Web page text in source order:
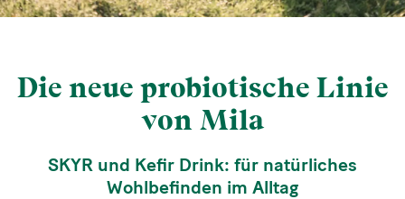
Die neue probiotische Linie
von Mila
SKYR und Kefir Drink: für natürliches
Wohlbefinden im Alltag